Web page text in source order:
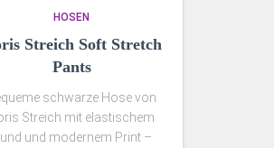
HOSEN
Streich Soft Stretch
Pants
schwarze Hose von
Streich mit elastischem
und modernem Print –